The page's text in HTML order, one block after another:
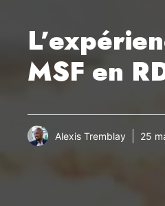
MSF en
Alexis Tremblay 25